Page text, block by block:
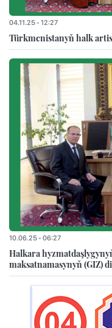
04.11.25 - 12:27
Türkmenistanyň halk
10.06.25 - 06:27
Halkara
maksatnamasynyň (GIZ)